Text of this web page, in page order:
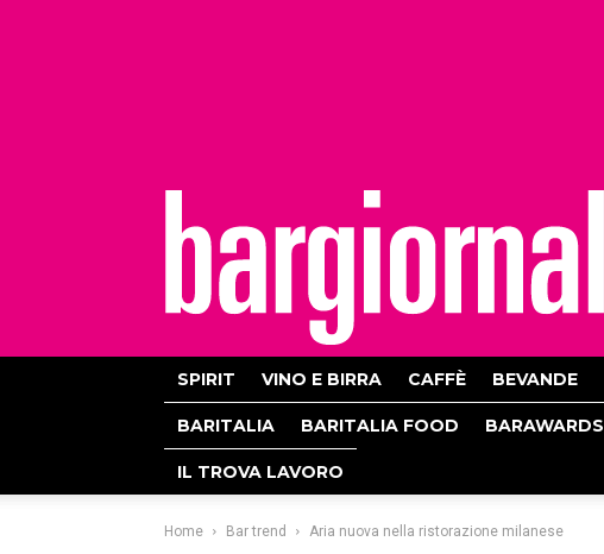
SPIRIT VINO E BIRRA CAFFÈ BEVANDE
BARITALIA BARITALIA FOOD BARAWARDS
IL TROVA LAVORO
Home Bar trend Aria nuova nella ristorazione milanese